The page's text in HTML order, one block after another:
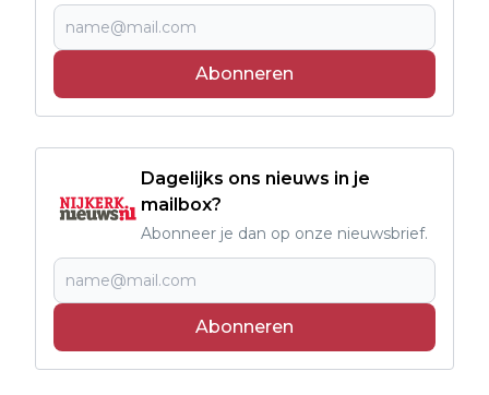
Abonneren
Dagelijks ons nieuws in je
mailbox?
Abonneer je dan op onze nieuwsbrief.
Abonneren